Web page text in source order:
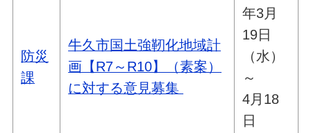
防災
課
牛久市国土強靭化地域計
画【R7～R10】（素案）
に対する意見募集
年3月
19日
（水）
～
4月18
日